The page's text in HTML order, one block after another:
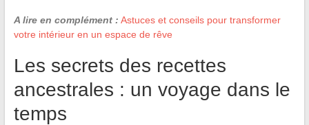
A lire en complément : Astuces et conseils pour transformer
votre intérieur en un espace de rêve
Les secrets des recettes
ancestrales : un voyage dans le
temps